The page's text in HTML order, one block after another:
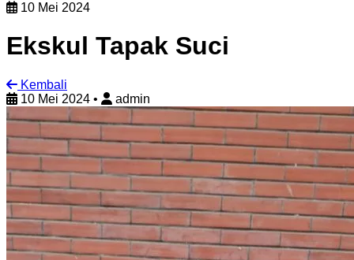
10 Mei 2024
Ekskul Tapak Suci
Kembali
10 Mei 2024 • admin